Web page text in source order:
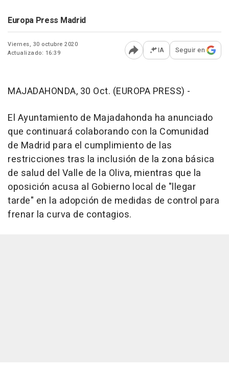
Europa Press Madrid
Viernes, 30 octubre 2020
Actualizado: 16:39
Abrir opciones para
IA Seguir en
MAJADAHONDA, 30 Oct. (EUROPA PRESS) -
El Ayuntamiento de Majadahonda ha anunciado
que continuará colaborando con la Comunidad
de Madrid para el cumplimiento de las
restricciones tras la inclusión de la zona básica
de salud del Valle de la Oliva, mientras que la
oposición acusa al Gobierno local de "llegar
tarde" en la adopción de medidas de control para
frenar la curva de contagios.